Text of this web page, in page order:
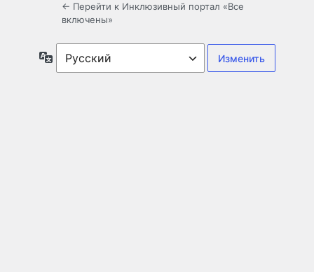
← Перейти к Инклюзивный портал «Все
включены»
Язык